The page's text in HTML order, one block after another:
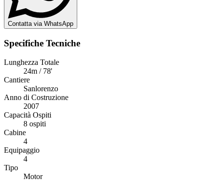
Contatta via WhatsApp
Specifiche Tecniche
Lunghezza Totale
24m / 78'
Cantiere
Sanlorenzo
Anno di Costruzione
2007
Capacità Ospiti
8 ospiti
Cabine
4
Equipaggio
4
Tipo
Motor